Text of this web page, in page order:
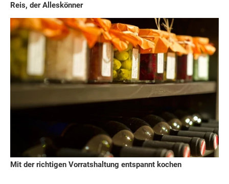
Reis, der Alleskönner
Mit der richtigen Vorratshaltung entspannt kochen